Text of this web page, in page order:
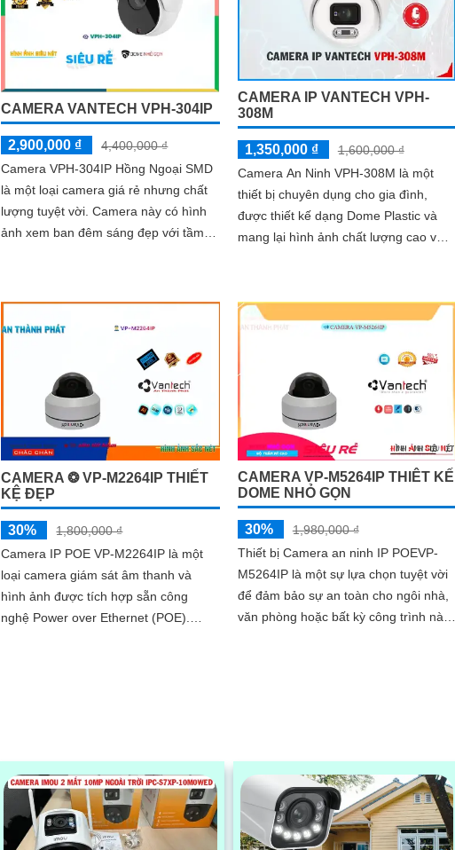
CAMERA VANTECH VPH-304IP
2,900,000 ₫
4,400,000 ₫
Camera VPH-304IP Hồng Ngoại SMD
là một loại camera giá rẻ nhưng chất
lượng tuyệt vời. Camera này có hình
ảnh xem ban đêm sáng đẹp với tầm
CAMERA IP VANTECH VPH-
308M
1,350,000 ₫
1,600,000 ₫
Camera An Ninh VPH-308M là một
thiết bị chuyên dụng cho gia đình,
được thiết kế dạng Dome Plastic và
mang lại hình ảnh chất lượng cao với
CAMERA ❂ VP-M2264IP THIẾT
KỆ ĐẸP
30%
1,800,000 ₫
Camera IP POE VP-M2264IP là một
loại camera giám sát âm thanh và
hình ảnh được tích hợp sẵn công
nghệ Power over Ethernet (POE).
CAMERA VP-M5264IP THIÊT KẾ
DOME NHỎ GỌN
30%
1,980,000 ₫
Thiết bị Camera an ninh IP POEVP-
M5264IP là một sự lựa chọn tuyệt vời
để đảm bảo sự an toàn cho ngôi nhà,
văn phòng hoặc bất kỳ công trình nào.